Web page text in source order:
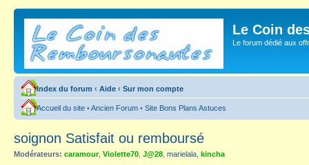
Le Coin
Le forum dédié aux
Index du forum ‹ Aide ‹ Sur mon compte
Accueil du site •Ancien Forum • Site Bons Plans Astuces
soignon Satisfait ou remboursé
Modérateurs: caramour, Violette70 J@28 marielala kincha